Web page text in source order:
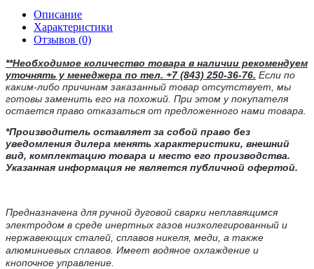
Описание
Характеристики
Отзывов (0)
**Необходимое количество товара в наличии рекомендуем
уточнять у менеджера по тел. +7 (843) 250-36-76. Если по
каким-либо причинам заказанный товар отсутствует, мы
готовы заменить его на похожий. При этом у покупателя
остается право отказаться от предложенного нами товара.
*Производитель оставляет за собой право без
уведомления дилера менять характеристики, внешний
вид, комплектацию товара и место его производства.
Указанная информация не является публичной офертой.
Предназначена для ручной дуговой сварки неплавящимся
электродом в среде инертных газов низколегированный и
нержавеющих сталей, сплавов никеля, меди, а также
алюминиевых сплавов. Имеет водяное охлаждение и
кнопочное управление.